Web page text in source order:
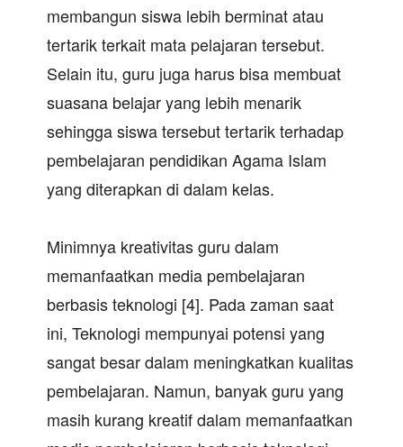
membangun siswa lebih berminat atau
tertarik terkait mata pelajaran tersebut.
Selain itu, guru juga harus bisa membuat
suasana belajar yang lebih menarik
sehingga siswa tersebut tertarik terhadap
pembelajaran pendidikan Agama Islam
yang diterapkan di dalam kelas.
Minimnya kreativitas guru dalam
memanfaatkan media pembelajaran
berbasis teknologi [4]. Pada zaman saat
ini, Teknologi mempunyai potensi yang
sangat besar dalam meningkatkan kualitas
pembelajaran. Namun, banyak guru yang
masih kurang kreatif dalam memanfaatkan